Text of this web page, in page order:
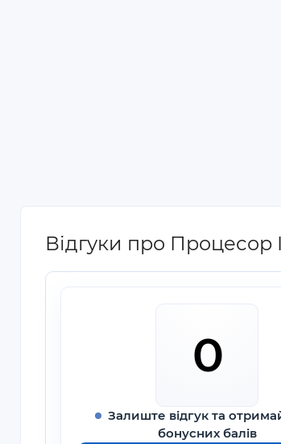
Відгуки про Процесор
0
Залиште відгук та
бонусних балів